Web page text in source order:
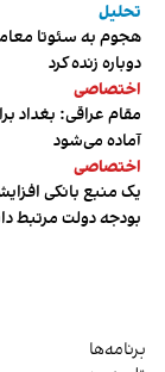
تحلیل
هجوم به سئوتا
دوباره زنده کرد
اختصاصی
مقام عراقی: بغداد
آماده می‌شود
اختصاصی
یک منبع بانکی
بودجه دولت مرتبط
برنامه‌ها